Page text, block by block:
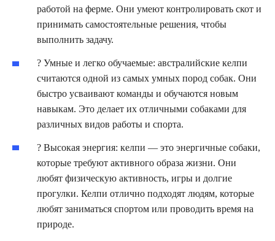
работой на ферме. Они умеют контролировать скот и
принимать самостоятельные решения, чтобы
выполнить задачу.
? Умные и легко обучаемые: австралийские келпи
считаются одной из самых умных пород собак. Они
быстро усваивают команды и обучаются новым
навыкам. Это делает их отличными собаками для
различных видов работы и спорта.
? Высокая энергия: келпи — это энергичные собаки,
которые требуют активного образа жизни. Они
любят физическую активность, игры и долгие
прогулки. Келпи отлично подходят людям, которые
любят заниматься спортом или проводить время на
природе.